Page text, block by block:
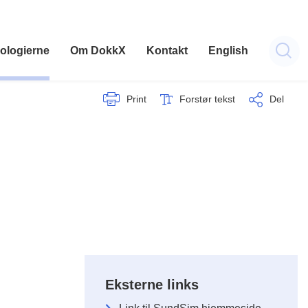
Om DokkX Kontakt English
Print Forstør tekst Del
Eksterne links